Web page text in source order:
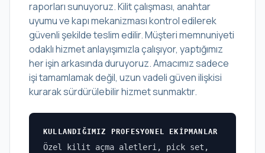
raporları sunuyoruz. Kilit çalışması, anahtar
uyumu ve kapı mekanizması kontrol edilerek
güvenli şekilde teslim edilir. Müşteri memnuniyeti
odaklı hizmet anlayışımızla çalışıyor, yaptığımız
her işin arkasında duruyoruz. Amacımız sadece
işi tamamlamak değil, uzun vadeli güven ilişkisi
kurarak sürdürülebilir hizmet sunmaktır.
KULLANDIĞIMIZ PROFESYONEL EKIPMANLAR
Özel kilit açma aletleri, pick set,